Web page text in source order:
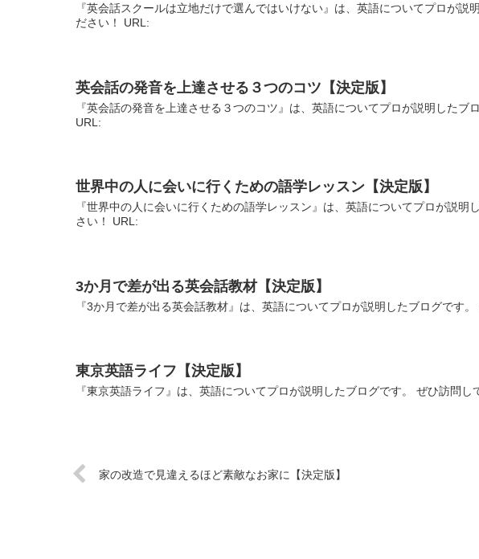
『英会話スクールは立地だけで選んではいけない』は、英語についてプロが説
ださい！ URL:
英会話の発音を上達させる３つのコツ【決定版】
『英会話の発音を上達させる３つのコツ』は、英語についてプロが説明したブ
URL:
世界中の人に会いに行くための語学レッスン【決定版】
『世界中の人に会いに行くための語学レッスン』は、英語についてプロが説
さい！ URL:
3か月で差が出る英会話教材【決定版】
『3か月で差が出る英会話教材』は、英語についてプロが説明したブログです
東京英語ライフ【決定版】
『東京英語ライフ』は、英語についてプロが説明したブログです。 ぜひ訪問
家の改造で見違えるほど素敵なお家に【決定版】